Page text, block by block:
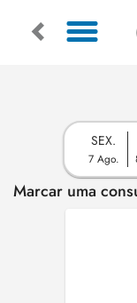
SEX.
7 Ago.
Marcar uma